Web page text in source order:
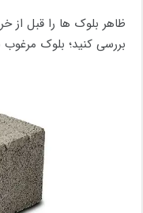
ظاهر بلوک ها را قبل از
بررسی کنید؛ بلوک مرغوب